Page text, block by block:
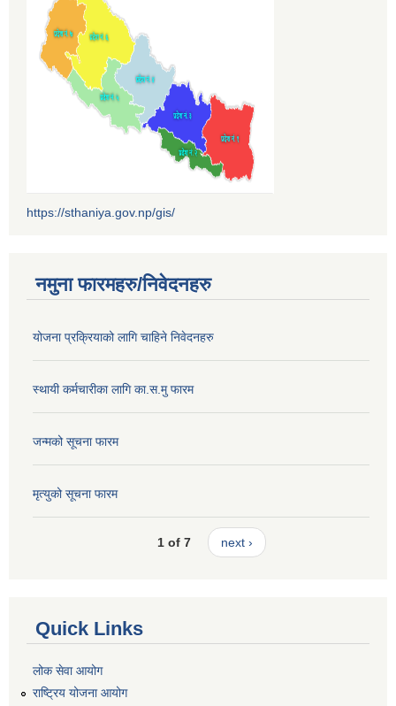
https://sthaniya.gov.np/gis/
नमुना फारमहरु/निवेदनहरु
योजना प्रक्रियाको लागि चाहिने निवेदनहरु
स्थायी कर्मचारीका लागि का.स.मु फारम
जन्मको सूचना फारम
मृत्युको सूचना फारम
1 of 7 next ›
Quick Links
लोक सेवा आयोग
राष्ट्रिय योजना आयोग